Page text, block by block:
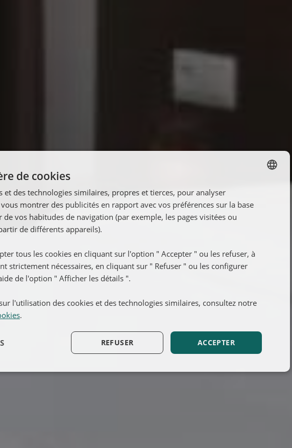
ENGLISH
de cookies
et des technologies similaires, propres et tierces, pour analyser
montrer des publicités en rapport avec vos préférences sur la base
vos habitudes de navigation (par exemple, les pages visitées ou
de différents appareils).
tous les cookies en cliquant sur l'option " Accepter " ou les refuser, à
strictement nécessaires, en cliquant sur " Refuser " ou les configurer
de l'option " Afficher les détails ".
l'utilisation des cookies et des technologies similaires, consultez notre
.
ACCEPTER
REFUSER